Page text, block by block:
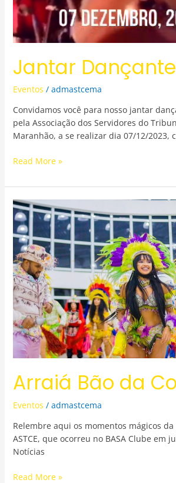
Jantar
Eventos / admastcema
Convidamos você para nosso jantar
pela Associação dos Servidores do
Maranhão, a se realizar dia 07/12/2023,
Read More »
Arraiá Bão da
Eventos / admastcema
Relembre aqui os momentos mágicos
ASTCE, que ocorreu no BASA Clube em
Notícias
Arraiá
Bão
da
Conta
Read More »